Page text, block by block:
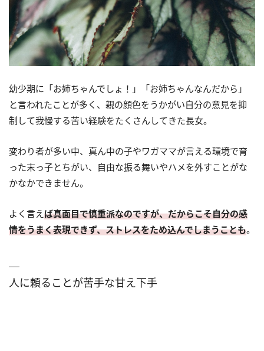
幼少期に「お姉ちゃんでしょ！」「お姉ちゃんなんだから」
と言われたことが多く、親の顔色をうかがい自分の意見を抑
制して我慢する苦い経験をたくさんしてきた長女。
変わり者が多い中、真ん中の子やワガママが言える環境で育
った末っ子とちがい、自由な振る舞いやハメを外すことがな
かなかできません。
よく言え ば真面目で慎重派なのですが、だからこそ自分の感
情をうまく表現できず、ストレスをため込んでしまうことも。
人に頼ることが苦手な甘え下手